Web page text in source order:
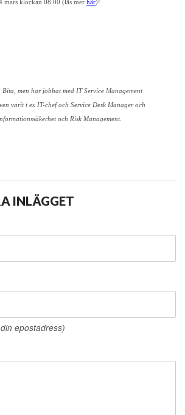
mars klockan 08.00 (läs mer här)!
Bita, men har jobbat med IT Service Management
varit t ex IT-chef och Service Desk Manager och
och Risk Management.
INLÄGGET
epostadress)